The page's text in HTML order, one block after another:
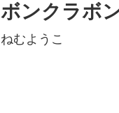
ボンクラボ
ねむようこ